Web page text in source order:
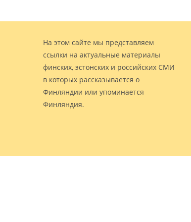
На этом сайте мы представляем
ссылки на актуальные материалы
финских, эстонских и российских СМИ
в которых рассказывается о
Финляндии или упоминается
Финляндия.